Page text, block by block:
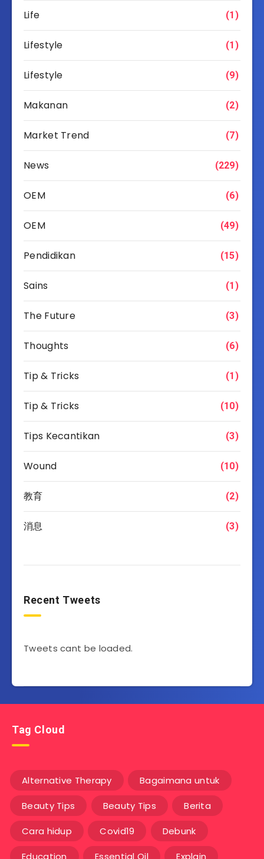
Life (1)
Lifestyle (1)
Lifestyle (9)
Makanan (2)
Market Trend (7)
News (229)
OEM (6)
OEM (49)
Pendidikan (15)
Sains (1)
The Future (3)
Thoughts (6)
Tip & Tricks (1)
Tip & Tricks (10)
Tips Kecantikan (3)
Wound (10)
教育 (2)
消息 (3)
Recent Tweets
Tweets cant be loaded.
Tag Cloud
Alternative Therapy Bagaimana untuk
Beauty Tips Beauty Tips Berita
Cara hidup Covid19 Debunk
Education Essential Oil Explain